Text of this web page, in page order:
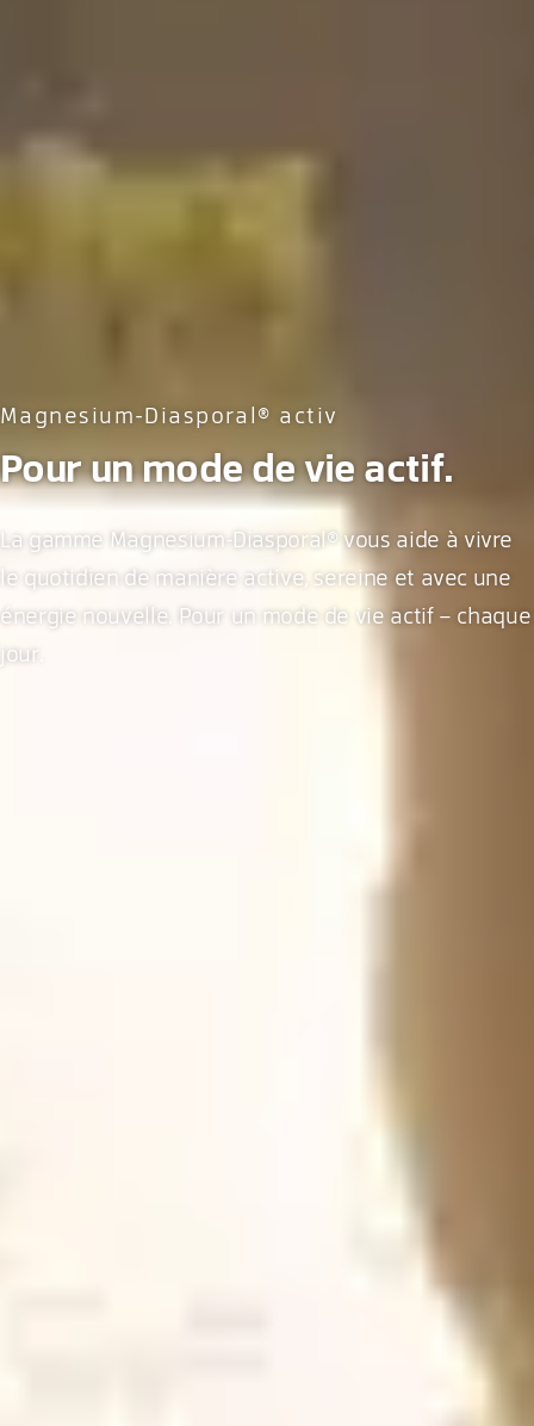
Magnesium-Diasporal® activ
Pour un mode de vie actif.
La gamme Magnesium-Diasporal® vous aide à vivre
le quotidien de manière active, sereine et avec une
énergie nouvelle. Pour un mode de vie actif – chaque
jour.